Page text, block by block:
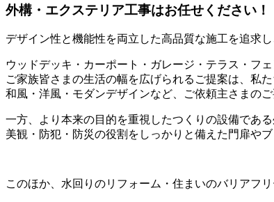
外構・エクステリア工事はお任せください！
デザイン性と機能性を両立した高品質な施工を追求
ウッドデッキ・カーポート・ガレージ・テラス・フ
ご家族皆さまの生活の幅を広げられるご提案は、私た
和風・洋風・モダンデザインなど、ご依頼主さまの
一方、より本来の目的を重視したつくりの設備であ
美観・防犯・防災の役割をしっかりと備えた門扉や
このほか、水回りのリフォーム・住まいのバリアフ